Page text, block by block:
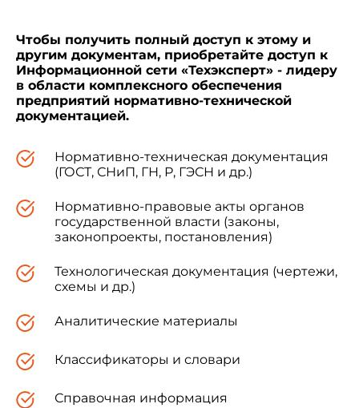
Чтобы получить полный доступ к этому и
другим документам, приобретайте доступ к
Информационной сети «Техэксперт» - лидеру
в области комплексного обеспечения
предприятий нормативно-технической
документацией.
Нормативно-техническая документация
(ГОСТ, СНиП, ГН, Р, ГЭСН и др.)
Нормативно-правовые акты органов
государственной власти (законы,
законопроекты, постановления)
Технологическая документация (чертежи,
схемы и др.)
Аналитические материалы
Классификаторы и словари
Справочная информация